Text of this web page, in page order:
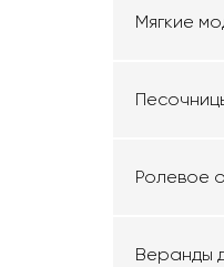
Мягкие
Ролевое
Веранды